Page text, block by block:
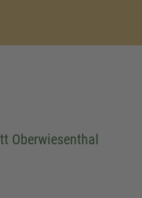
Oberwiesenthal